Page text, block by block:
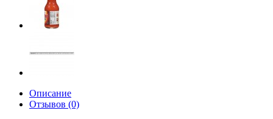
Описание
Отзывов (0)